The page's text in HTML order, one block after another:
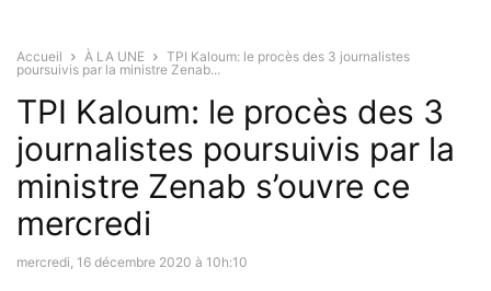
Accueil À LA UNE
TPI Kaloum: le procès des 3 journalistes
poursuivis par la ministre Zenab...
TPI Kaloum: le procès des 3
journalistes poursuivis par la
ministre Zenab s’ouvre ce
mercredi
mercredi, 16 décembre 2020 à 10h:10